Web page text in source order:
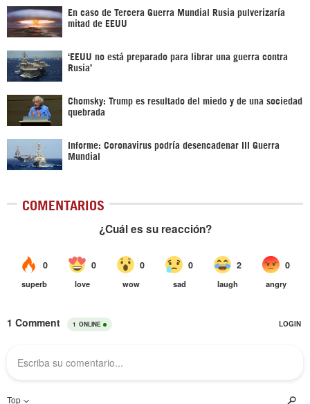
En caso de Tercera Guerra Mundial Rusia pulverizaría
mitad de EEUU
‘EEUU no está preparado para librar una guerra contra
Rusia’
Chomsky: Trump es resultado del miedo y de una sociedad
quebrada
Informe: Coronavirus podría desencadenar III Guerra
Mundial
COMENTARIOS